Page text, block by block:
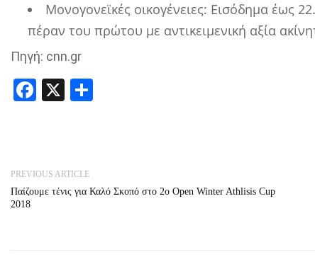
Μονογονεϊκές οικογένειες: Εισόδημα έως
πέραν του πρώτου με αντικειμενική αξία
Πηγή: cnn.gr
Facebook
X Share
PREVIOUS ARTICLE
Παίζουμε τένις για Καλό Σκοπό στο 2ο Open Winter Athlisis Cup
2018